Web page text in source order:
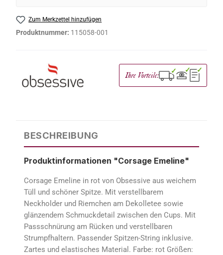
Zum Merkzettel hinzufügen
Produktnummer: 115058-001
Ihre Vorteile: ✓ ✓ ✓
BESCHREIBUNG
Produktinformationen "Corsage Emeline"
Corsage Emeline in rot von Obsessive aus weichem
Tüll und schöner Spitze. Mit verstellbarem
Neckholder und Riemchen am Dekolletee sowie
glänzendem Schmuckdetail zwischen den Cups. Mit
Passschnürung am Rücken und verstellbaren
Strumpfhaltern. Passender Spitzen-String inklusive.
Zartes und elastisches Material. Farbe: rot Größen: